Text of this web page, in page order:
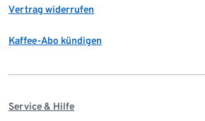
Vertrag widerrufen
Kaffee-Abo kündigen
Service & Hilfe